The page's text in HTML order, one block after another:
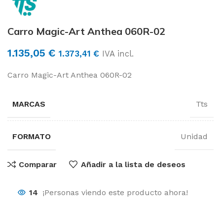
Carro Magic-Art Anthea 060R-02
1.135,05 € 1.373,41 € IVA incl.
Carro Magic-Art Anthea 060R-02
MARCAS Tts
FORMATO Unidad
Comparar Añadir a la lista de deseos
14 ¡Personas viendo este producto ahora!